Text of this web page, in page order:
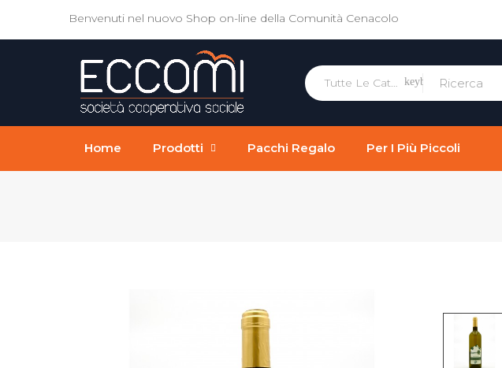
Benvenuti nel nuovo Shop on-line della Comunità Cenacolo
keyboard_arrow_down
Home Prodotti Pacchi Regalo Per I Più Piccoli